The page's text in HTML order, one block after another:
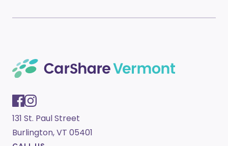
131 St. Paul Street
Burlington, VT 05401